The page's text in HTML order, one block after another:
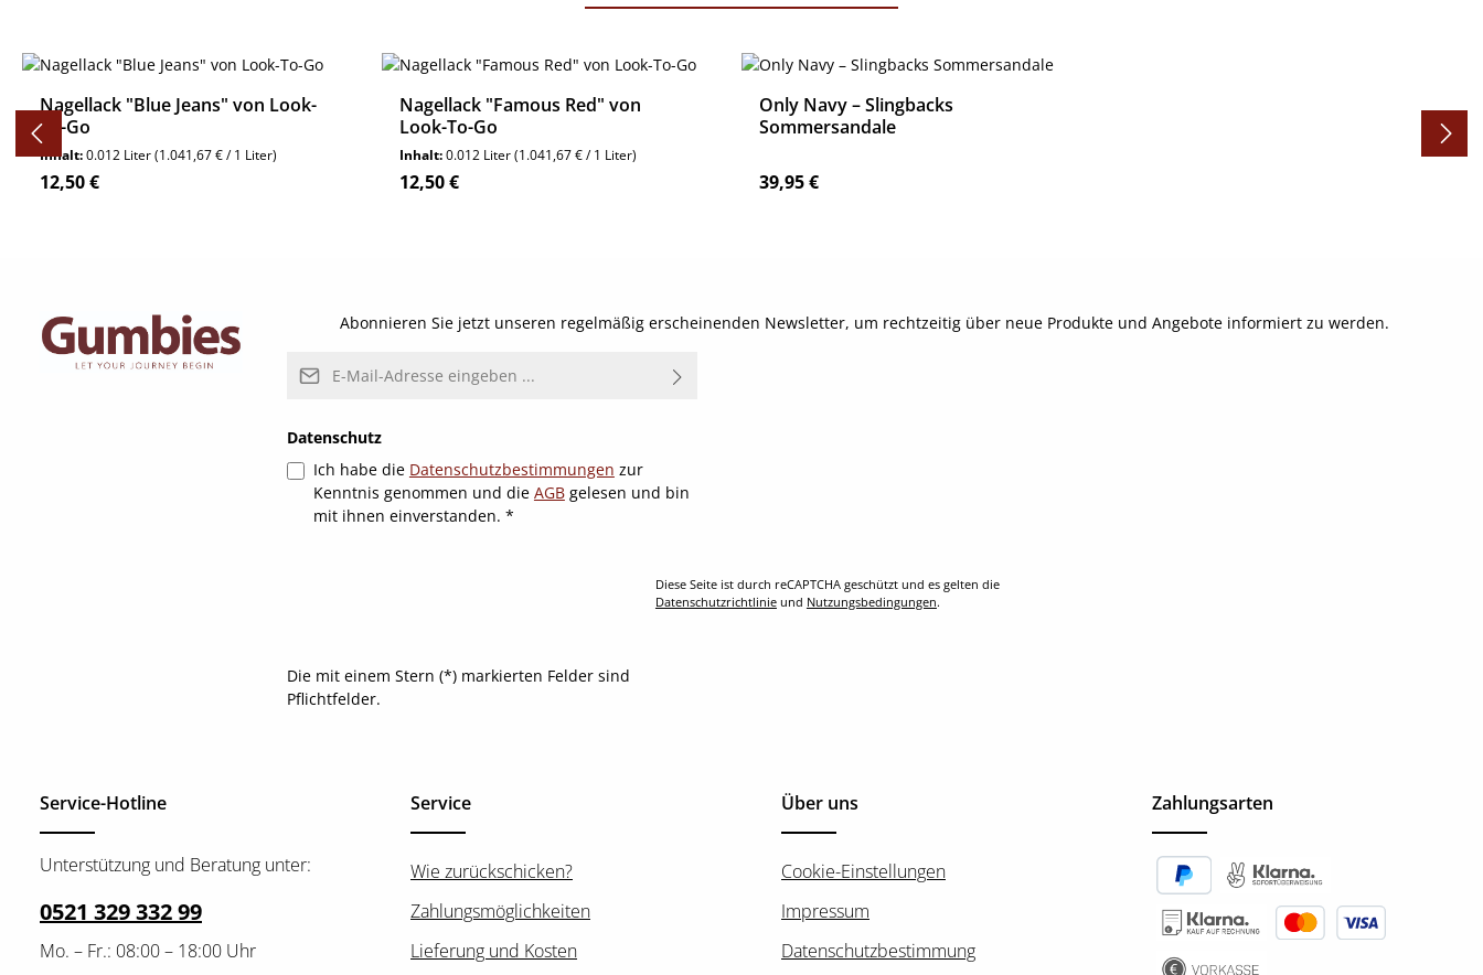
Produktgalerie überspringen
Nagellack "Blue Jeans" von Look-
To-Go
Inhalt:0.012 Liter(1.041,67 € / 1 Liter)
Regulärer Preis:
12,50 €
Nagellack "Famous Red" von
Look-To-Go
Inhalt:0.012 Liter(1.041,67 € / 1 Liter)
Regulärer Preis:
12,50 €
Only Navy – Slingbacks
Sommersandale
Regulärer Preis:
39,95 €
Abonnieren Sie jetzt unseren regelmäßig erscheinenden Newsletter, um rechtzeitig über neue Produkte und Angebote informiert zu werden.
E-Mail-Adresse*
Datenschutz
Ich habe die Datenschutzbestimmungen zur
Kenntnis genommen und die AGBgelesen und bin
mit ihnen einverstanden. *
Diese Seite ist durch reCAPTCHA geschützt und es gelten die
Datenschutzrichtlinieund Nutzungsbedingungen.
Die mit einem Stern (*) markierten Felder sind
Pflichtfelder.
Service-Hotline
Unterstützung und Beratung unter:
0521 329 332 99
Mo. – Fr.: 08:00 – 18:00 Uhr
Service
Wie zurückschicken?
Zahlungsmöglichkeiten
Lieferung und Kosten
Über uns
Cookie-Einstellungen
Impressum
Datenschutzbestimmung
Zahlungsarten